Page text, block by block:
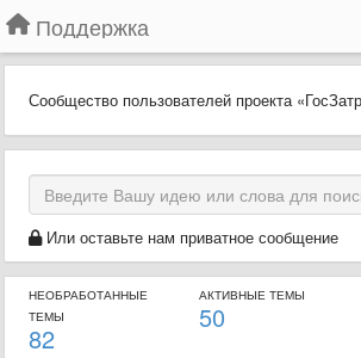
Поддержка
Сообщество пользователей проекта
Или оставьте нам приватное сообщение
НЕОБРАБОТАННЫЕ
ТЕМЫ
82
АКТИВНЫЕ ТЕМЫ
50